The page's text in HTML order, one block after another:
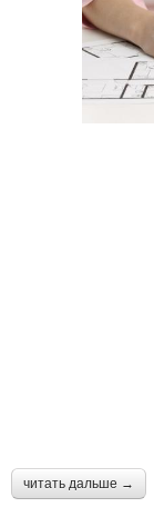
читать дальше →